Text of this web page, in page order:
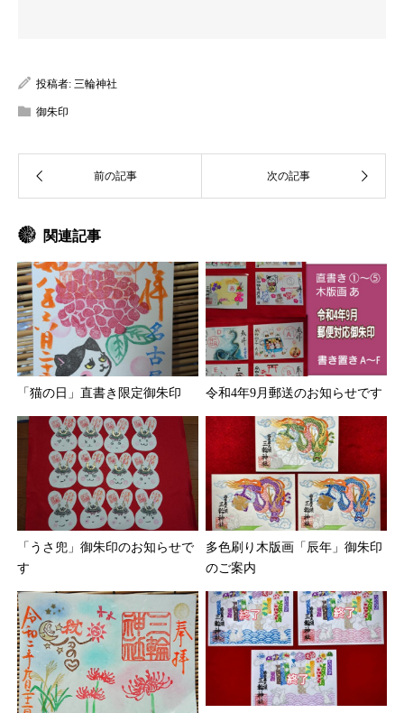
投稿者: 三輪神社
御朱印
関連記事
「猫の日」直書き限定御朱印 令和4年9月郵送のお知らせです
「うさ兜」御朱印のお知らせで
す
多色刷り木版画「辰年」御朱印
のご案内